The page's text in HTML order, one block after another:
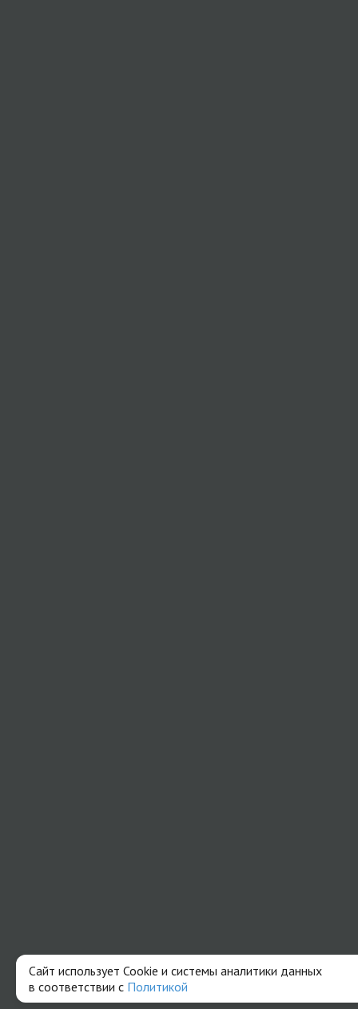
Сайт использует Cookie и системы аналитики данных
в соответствии с Политикой